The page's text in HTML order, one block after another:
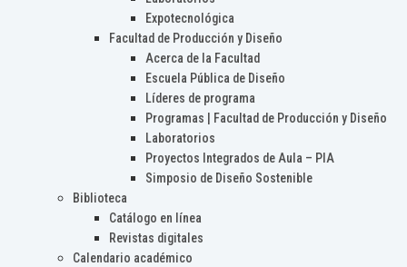
Expotecnológica
Facultad de Producción y Diseño
Acerca de la Facultad
Escuela Pública de Diseño
Líderes de programa
Programas | Facultad de Producción y Diseño
Laboratorios
Proyectos Integrados de Aula – PIA
Simposio de Diseño Sostenible
Biblioteca
Catálogo en línea
Revistas digitales
Calendario académico